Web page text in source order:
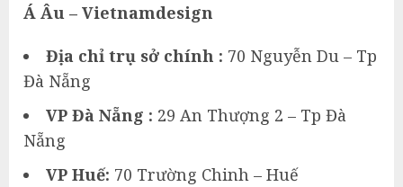
Á Âu – Vietnamdesign
Địa chỉ trụ sở chính : 70 Nguyễn Du – Tp
Đà Nẵng
VP Đà Nẵng : 29 An Thượng 2 – Tp Đà
Nẵng
VP Huế: 70 Trường Chinh – Huế